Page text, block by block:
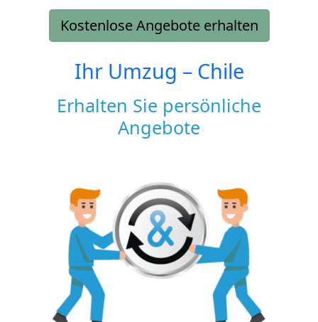
Kostenlose Angebote erhalten
Ihr Umzug – Chile
Erhalten Sie persönliche
Angebote